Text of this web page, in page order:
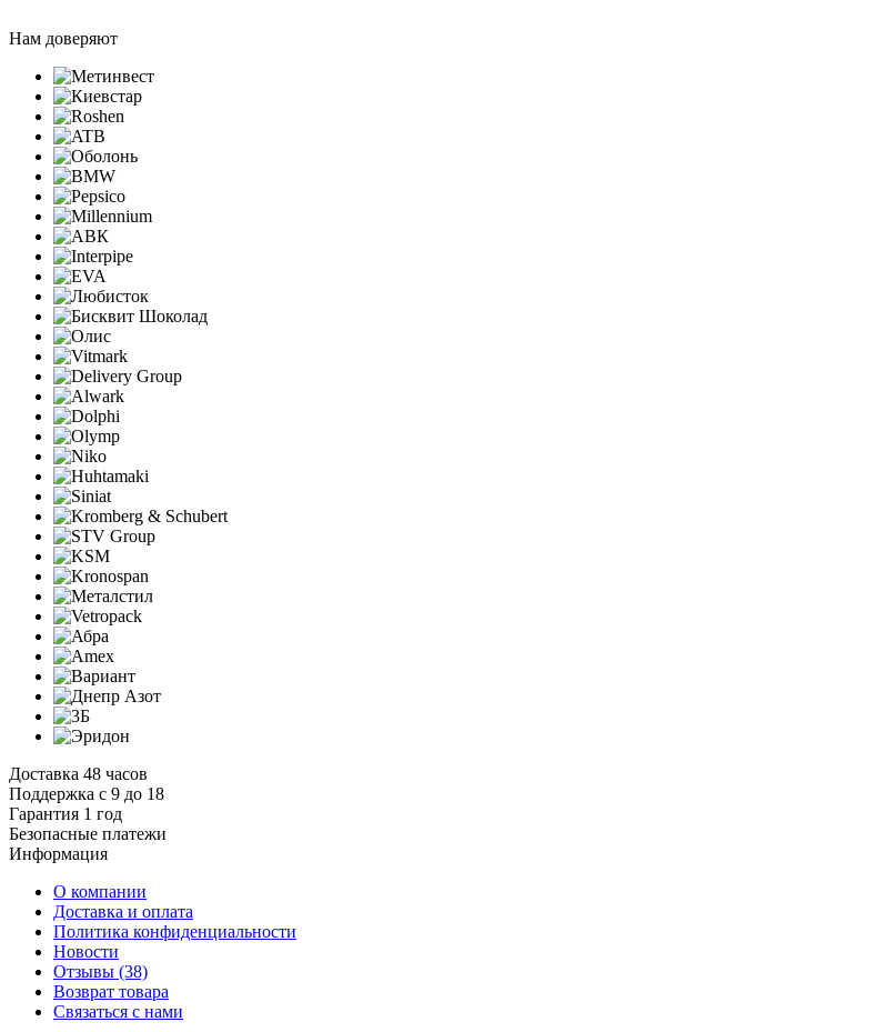
Нам доверяют
Доставка 48 часов
Поддержка с 9 до 18
Гарантия 1 год
Безопасные платежи
Информация
О компании
Доставка и оплата
Политика конфиденциальности
Новости
Отзывы (38)
Возврат товара
Связаться с нами